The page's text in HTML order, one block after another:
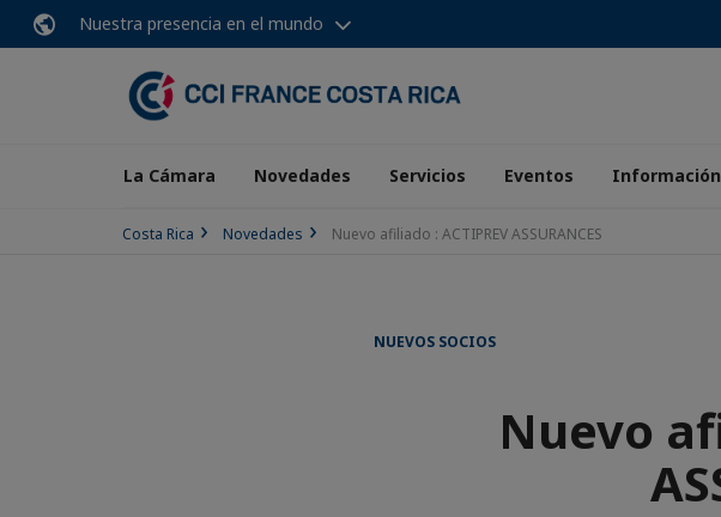
Nuestra presencia en el mundo
La Cámara Novedades Servicios Eventos Información
Costa Rica Novedades Nuevo afiliado : ACTIPREV ASSURANCES
NUEVOS SOCIOS
Nuevo